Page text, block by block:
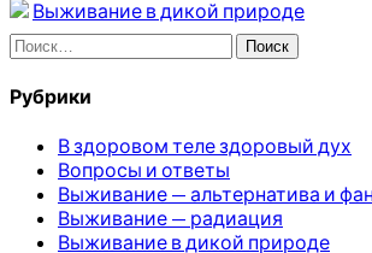
Выживание в дикой природе
Найти:
Рубрики
В здоровом теле здоровый дух
Вопросы и ответы
Выживание — альтернатива и
Выживание — радиация
Выживание в дикой природе